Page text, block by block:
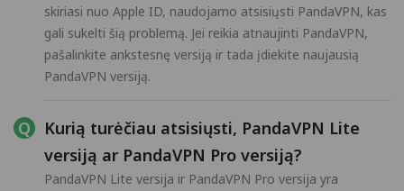
skiriasi nuo Apple ID, naudojamo atsisiųsti PandaVPN, kas
gali sukelti šią problemą. Jei reikia atnaujinti PandaVPN,
pašalinkite ankstesnę versiją ir tada įdiekite naujausią
PandaVPN versiją.
Kurią turėčiau atsisiųsti, PandaVPN Lite
versiją ar PandaVPN Pro versiją?
PandaVPN Lite versija ir PandaVPN Pro versija yra